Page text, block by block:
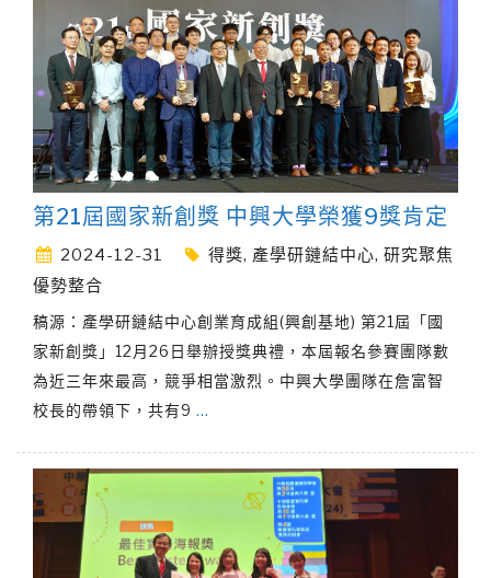
第21屆國家新創獎 中興大學榮獲9獎肯定
2024-12-31 得獎, 產學研鏈結中心, 研究聚焦
優勢整合
稿源：產學研鏈結中心創業育成組(興創基地) 第21屆「國
家新創獎」12月26日舉辦授獎典禮，本屆報名參賽團隊數
為近三年來最高，競爭相當激烈。中興大學團隊在詹富智
校長的帶領下，共有9 …